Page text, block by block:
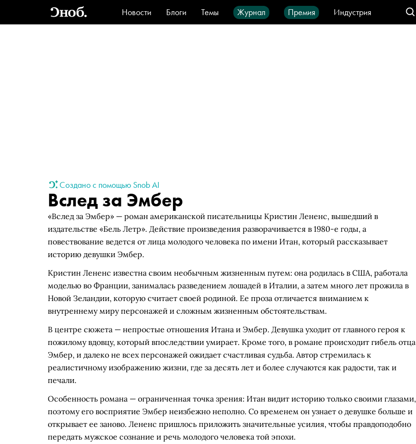
Новости Блоги Темы Журнал Премия
Индустрия
Стиль
Видео Город IT-продукты
Создано с помощью Snob AI
Вслед за Эмбер
«Вслед за Эмбер» — роман американской писательницы Кристин Лененс, вышедший в
издательстве «Бель Летр». Действие произведения разворачивается в 1980-е годы, а
повествование ведется от лица молодого человека по имени Итан, который рассказывает
историю девушки Эмбер.
Кристин Лененс известна своим необычным жизненным путем: она родилась в США, работала
моделью во Франции, занималась разведением лошадей в Италии, а затем много лет прожила в
Новой Зеландии, которую считает своей родиной. Ее проза отличается вниманием к
внутреннему миру персонажей и сложным жизненным обстоятельствам.
В центре сюжета — непростые отношения Итана и Эмбер. Девушка уходит от главного героя к
пожилому вдовцу, который впоследствии умирает. Кроме того, в романе происходит гибель отца
Эмбер, и далеко не всех персонажей ожидает счастливая судьба. Автор стремилась к
реалистичному изображению жизни, где за десять лет и более случаются как радости, так и
печали.
Особенность романа — ограниченная точка зрения: Итан видит историю только своими глазами,
поэтому его восприятие Эмбер неизбежно неполно. Со временем он узнает о девушке больше и
открывает ее заново. Лененс пришлось приложить значительные усилия, чтобы правдоподобно
передать мужское сознание и речь молодого человека той эпохи.